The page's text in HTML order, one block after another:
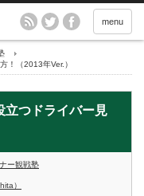
menu
！（2013年Ver.）
立つドライバー見
ー観戦塾
）